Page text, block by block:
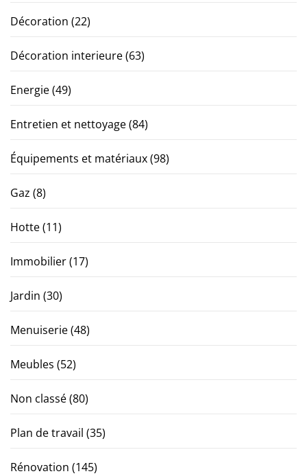
Décoration (22)
Décoration interieure(63)
Energie(49)
Entretien et nettoyage(84)
Équipements et matériaux(98)
Gaz (8)
Hotte(11)
Immobilier(17)
Jardin (30)
Menuiserie(48)
Meubles (52)
Non classé(80)
Plan de travail (35)
Rénovation (145)